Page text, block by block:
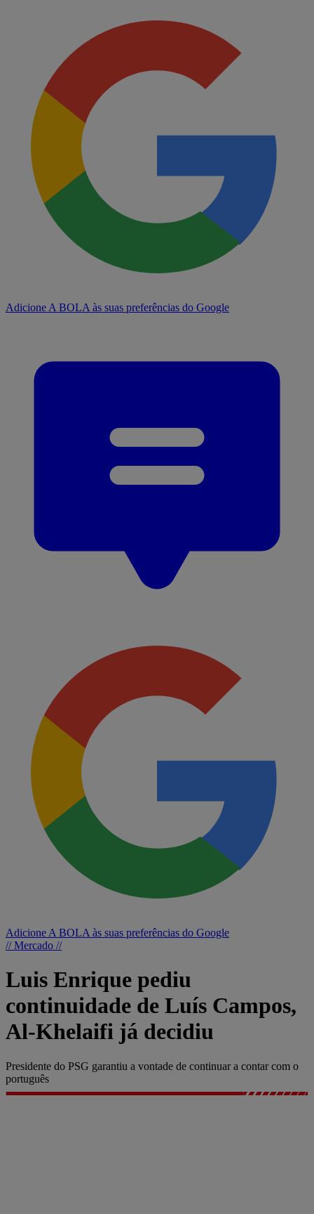
Adicione A BOLA às suas preferências do Google
Adicione A BOLA às suas preferências do Google
// Mercado //
Luis Enrique pediu
continuidade de Luís Campos,
Al-Khelaifi já decidiu
Presidente do PSG garantiu a vontade de continuar a contar com o
português